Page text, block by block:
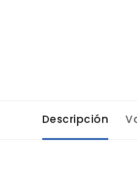
Descripción